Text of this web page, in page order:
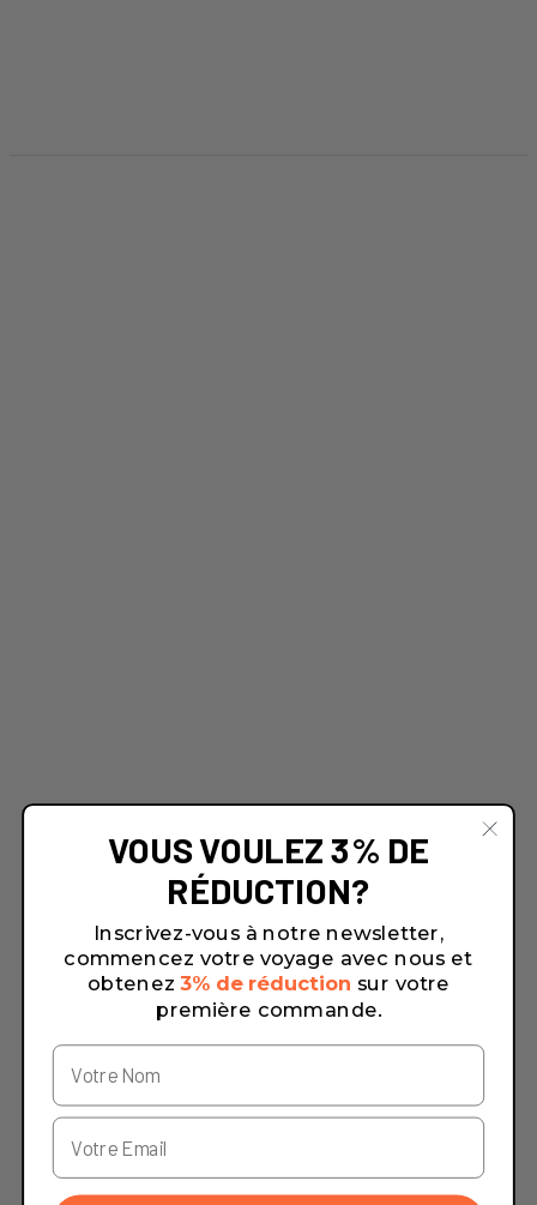
VOUS VOULEZ 3% DE
RÉDUCTION?
Inscrivez-vous à notre newsletter,
commencez votre voyage avec nous et
obtenez 3% de réduction sur votre
première commande.